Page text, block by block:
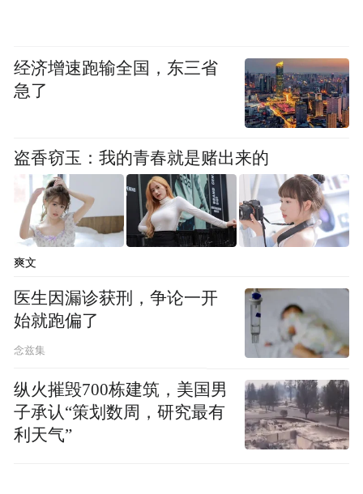
经济增速跑输全国，东三省
急了
盗香窃玉：我的青春就是赌出来的
爽文
医生因漏诊获刑，争论一开
始就跑偏了
念兹集
纵火摧毁700栋建筑，美国男
子承认“策划数周，研究最有
利天气”